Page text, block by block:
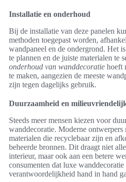
Installatie en onderhoud
Bij de installatie van deze panelen
methoden toegepast worden,
wandpaneel en de ondergrond. Het
te plannen en de juiste materialen te
onderhoud van wanddecoratie hoeft
te maken, aangezien de meeste
zijn tegen dagelijks gebruik.
Duurzaamheid en
Steeds meer mensen kiezen voor
wanddecoratie. Moderne ontwerpers
materialen die recyclebaar zijn en
beheerde bronnen. Dit draagt niet
interieur, maar ook aan een betere
consumenten dat luxe
verantwoordelijkheid hand in hand